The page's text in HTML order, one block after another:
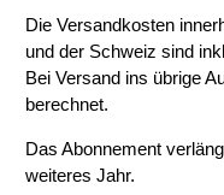
Die Versandkosten
und der Schweiz sind
Bei Versand ins übrige
berechnet.
Das Abonnement
weiteres Jahr.